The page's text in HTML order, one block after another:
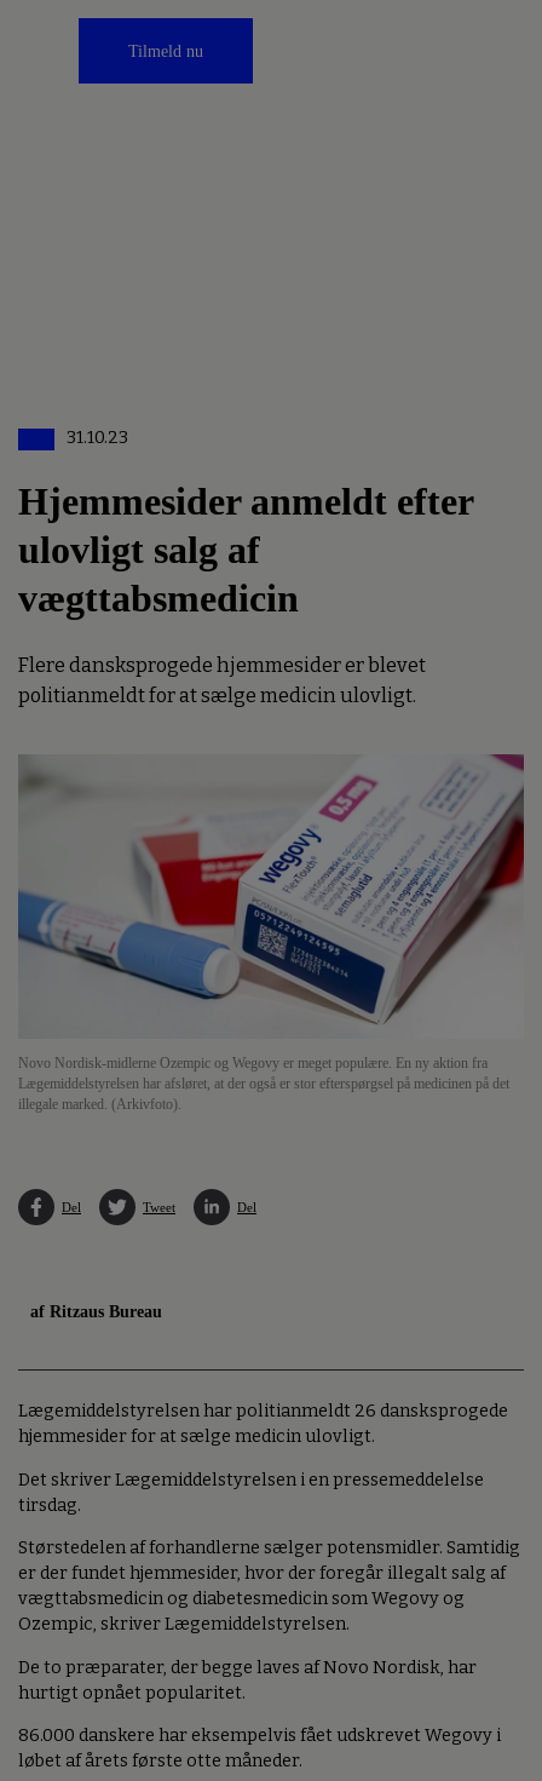
Tilmeld nu
31.10.23
Hjemmesider anmeldt efter
ulovligt salg af
vægttabsmedicin
Flere dansksprogede hjemmesider er blevet
politianmeldt for at sælge medicin ulovligt.
Novo Nordisk-midlerne Ozempic og Wegovy er meget populære. En ny aktion fra
Lægemiddelstyrelsen har afsløret, at der også er stor efterspørgsel på medicinen på det
illegale marked. (Arkivfoto).
Del Tweet Del
af Ritzaus Bureau
Lægemiddelstyrelsen har politianmeldt 26 dansksprogede
hjemmesider for at sælge medicin ulovligt.
Det skriver Lægemiddelstyrelsen i en pressemeddelelse
tirsdag.
Størstedelen af forhandlerne sælger potensmidler. Samtidig
er der fundet hjemmesider, hvor der foregår illegalt salg af
vægttabsmedicin og diabetesmedicin som Wegovy og
Ozempic, skriver Lægemiddelstyrelsen.
De to præparater, der begge laves af Novo Nordisk, har
hurtigt opnået popularitet.
86.000 danskere har eksempelvis fået udskrevet Wegovy i
løbet af årets første otte måneder.